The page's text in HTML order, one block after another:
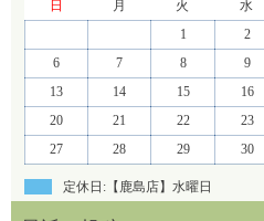
日
月 火 水
1
2
6
7 8 9
13
14 15 16
20
21 22 23
27
28 29 30
定休日:【鹿島店】水曜日